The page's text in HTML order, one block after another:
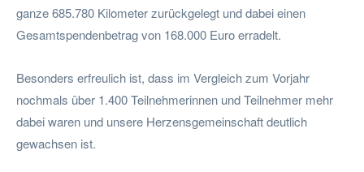
ganze 685.780 Kilometer zurückgelegt und dabei einen
Gesamtspendenbetrag von 168.000 Euro erradelt.
Besonders erfreulich ist, dass im Vergleich zum Vorjahr
nochmals über 1.400 Teilnehmerinnen und Teilnehmer mehr
dabei waren und unsere Herzensgemeinschaft deutlich
gewachsen ist.